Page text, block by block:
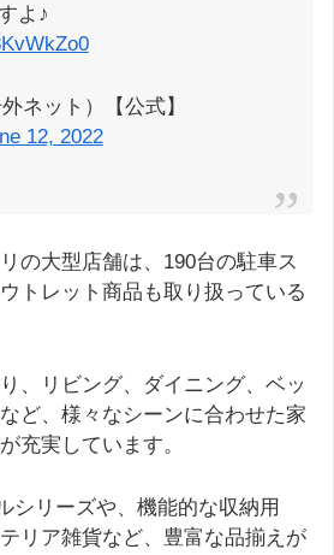
よ♪
ネット）【公式】
12, 2022
の大型店舗は、190台の駐車ス
トレット商品も取り扱っている
、リビング、ダイニング、ベッ
ど、様々なシーンに合わせた家
充実しています。
シリーズや、機能的な収納用
リア雑貨など、豊富な品揃えが